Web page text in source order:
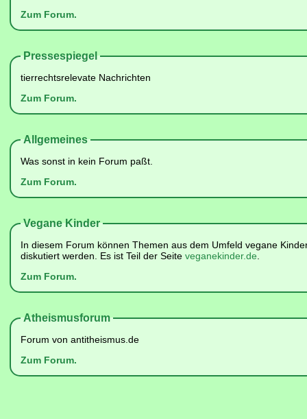
Zum Forum.
Pressespiegel
tierrechtsrelevate Nachrichten
Zum Forum.
Allgemeines
Was sonst in kein Forum paßt.
Zum Forum.
Vegane Kinder
In diesem Forum können Themen aus dem Umfeld vegane
diskutiert werden. Es ist Teil der Seite veganekinder.de
Zum Forum.
Atheismusforum
Forum von antitheismus.de
Zum Forum.